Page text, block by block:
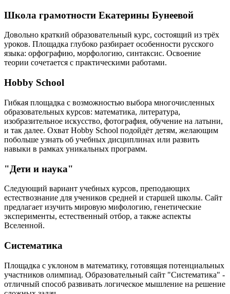
Школа грамотности Екатерины Бунеевой
Довольно краткий образовательный курс, состоящий из трёх
уроков. Площадка глубоко разбирает особенности русского
языка: орфографию, морфологию, синтаксис. Освоение
теории сочетается с практическими работами.
Hobby School
Гибкая площадка с возможностью выбора многочисленных
образовательных курсов: математика, литература,
изобразительное искусство, фотография, обучение на латыни,
и так далее. Охват Hobby School подойдёт детям, желающим
побольше узнать об учебных дисциплинах или развить
навыки в рамках уникальных программ.
"Дети и наука"
Следующий вариант учебных курсов, преподающих
естествознание для учеников средней и старшей школы. Сайт
предлагает изучить мировую мифологию, генетические
эксперименты, естественный отбор, а также аспекты
Вселенной.
Систематика
Площадка с уклоном в математику, готовящая потенциальных
участников олимпиад. Образовательный сайт "Систематика" -
отличный способ развивать логическое мышление на решение